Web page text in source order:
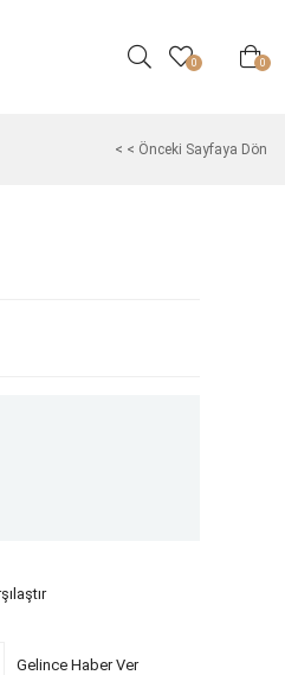
0 0
< < Önceki Sayfaya Dön
Gelince Haber Ver